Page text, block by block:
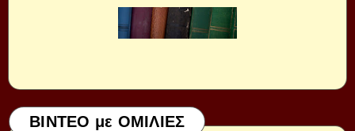
ΒΙΝΤΕΟ με ΟΜΙΛΙΕΣ